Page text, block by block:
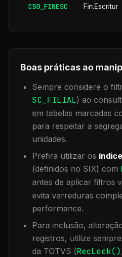
CS0_FINESC Fin.Escritur
Boas práticas ao
Sempre considere o
SC_FILIAL) ao
em tabelas marcadas
para respeitar a
unidades.
Prefira utilizar os
(definidos no SIX) com
antes de aplicar filtros
evita varreduras
performance.
Para inclusão,
registros, utilize
da TOTVS (RecLock(),